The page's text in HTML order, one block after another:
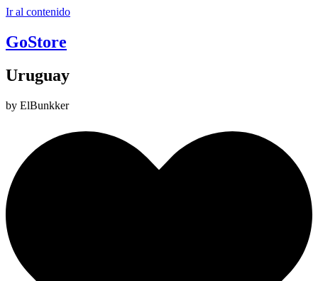
Ir al contenido
GoStore
Uruguay
by ElBunkker